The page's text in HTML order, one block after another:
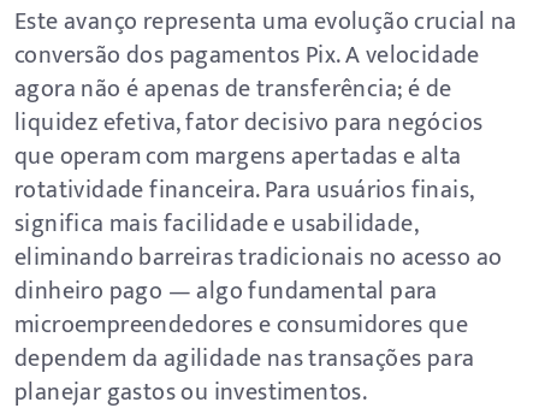
Este avanço representa uma evolução crucial na
conversão dos pagamentos Pix. A velocidade
agora não é apenas de transferência; é de
liquidez efetiva, fator decisivo para negócios
que operam com margens apertadas e alta
rotatividade financeira. Para usuários finais,
significa mais facilidade e usabilidade,
eliminando barreiras tradicionais no acesso ao
dinheiro pago — algo fundamental para
microempreendedores e consumidores que
dependem da agilidade nas transações para
planejar gastos ou investimentos.